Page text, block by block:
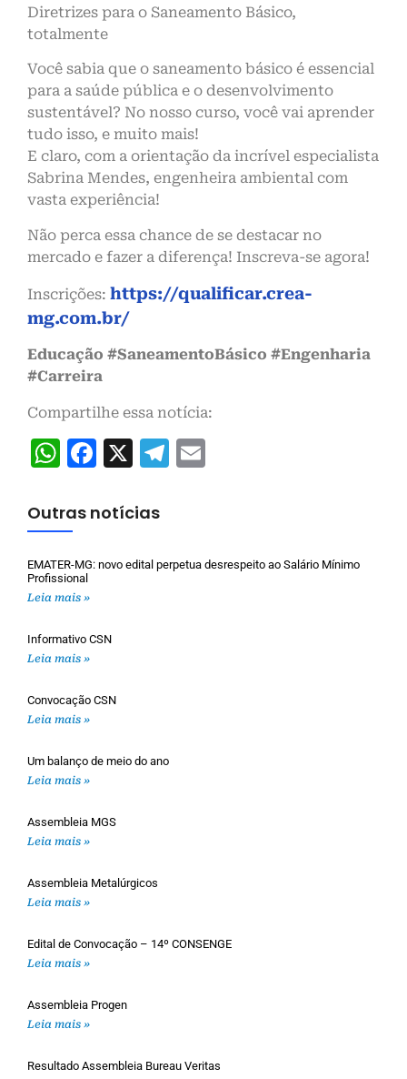
Diretrizes para o Saneamento Básico,
totalmente
Você sabia que o saneamento básico é essencial
para a saúde pública e o desenvolvimento
sustentável? No nosso curso, você vai aprender
tudo isso, e muito mais!
E claro, com a orientação da incrível especialista
Sabrina Mendes, engenheira ambiental com
vasta experiência!
Não perca essa chance de se destacar no
mercado e fazer a diferença! Inscreva-se agora!
Inscrições: https://qualificar.crea-
mg.com.br/
Educação #SaneamentoBásico #Engenharia
#Carreira
Compartilhe essa notícia:
WhatsApp
Facebook
X Telegram
Outras notícias
EMATER-MG: novo edital perpetua desrespeito ao Salário Mínimo
Profissional
Leia mais »
Informativo CSN
Leia mais »
Convocação CSN
Leia mais »
Um balanço de meio do ano
Leia mais »
Assembleia MGS
Leia mais »
Assembleia Metalúrgicos
Leia mais »
Edital de Convocação – 14º CONSENGE
Leia mais »
Assembleia Progen
Leia mais »
Resultado Assembleia Bureau Veritas